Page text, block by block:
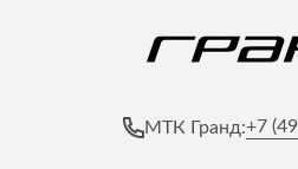
МТК Гранд:+7